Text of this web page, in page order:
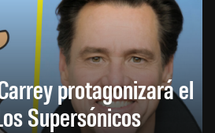
protagonizará el
Supersónicos